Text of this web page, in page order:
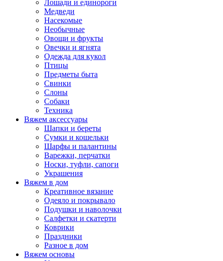
Лошади и единороги
Медведи
Насекомые
Необычные
Овощи и фрукты
Овечки и ягнята
Одежда для кукол
Птицы
Предметы быта
Свинки
Слоны
Собаки
Техника
Вяжем аксессуары
Шапки и береты
Сумки и кошельки
Шарфы и палантины
Варежки, перчатки
Носки, туфли, сапоги
Украшения
Вяжем в дом
Креативное вязание
Одеяло и покрывало
Подушки и наволочки
Салфетки и скатерти
Коврики
Праздники
Разное в дом
Вяжем основы